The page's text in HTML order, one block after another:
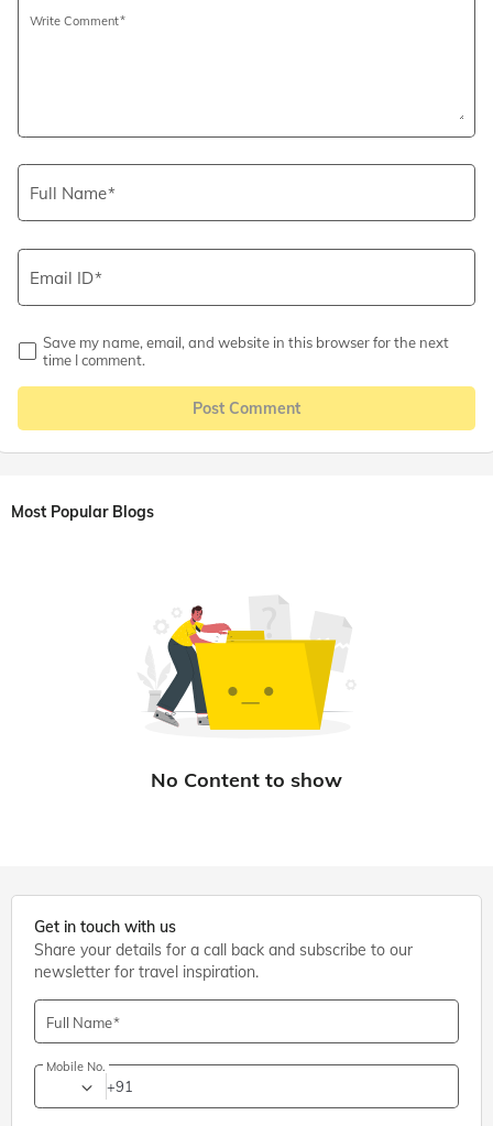
Write Comment
Full Name
Email ID
Save my name, email, and website in this browser for the next
time I comment.
Post Comment
Most Popular Blogs
Get in touch with us
Share your details for a call back and subscribe to our
newsletter for travel inspiration.
Full Name
Mobile No.
+91